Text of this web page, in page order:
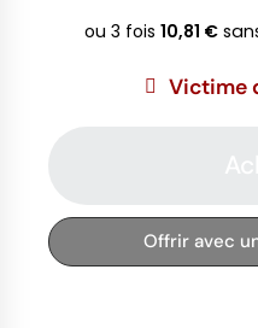
Victime
Offrir avec